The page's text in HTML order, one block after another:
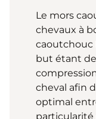
Le mors
chevaux à
caoutchouc
but étant
cheval afin
optimal
particularité